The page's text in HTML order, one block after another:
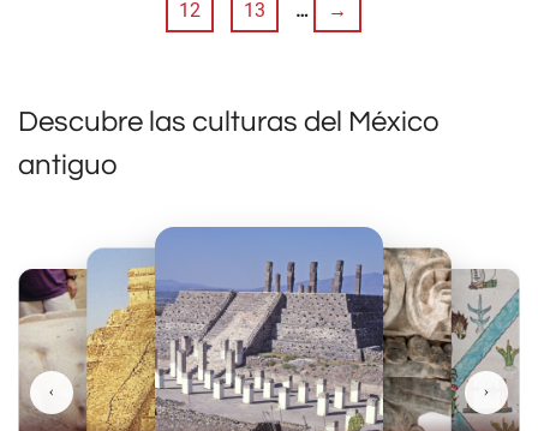
12 13 … →
Descubre las culturas del México
antiguo
‹ ›